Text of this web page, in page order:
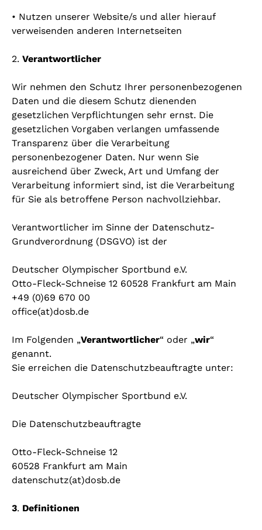
• Nutzen unserer Website/s und aller hierauf
verweisenden anderen Internetseiten
2. Verantwortlicher
Wir nehmen den Schutz Ihrer personenbezogenen
Daten und die diesem Schutz dienenden
gesetzlichen Verpflichtungen sehr ernst. Die
gesetzlichen Vorgaben verlangen umfassende
Transparenz über die Verarbeitung
personenbezogener Daten. Nur wenn Sie
ausreichend über Zweck, Art und Umfang der
Verarbeitung informiert sind, ist die Verarbeitung
für Sie als betroffene Person nachvollziehbar.
Verantwortlicher im Sinne der Datenschutz-
Grundverordnung (DSGVO) ist der
Deutscher Olympischer Sportbund e.V.
Otto-Fleck-Schneise 12 60528 Frankfurt am Main
+49 (0)69 670 00
office(at)dosb.de
Im Folgenden „Verantwortlicher“ oder „wir“
genannt.
Sie erreichen die Datenschutzbeauftragte unter:
Deutscher Olympischer Sportbund e.V.
Die Datenschutzbeauftragte
Otto-Fleck-Schneise 12
60528 Frankfurt am Main
datenschutz(at)dosb.de
3. Definitionen